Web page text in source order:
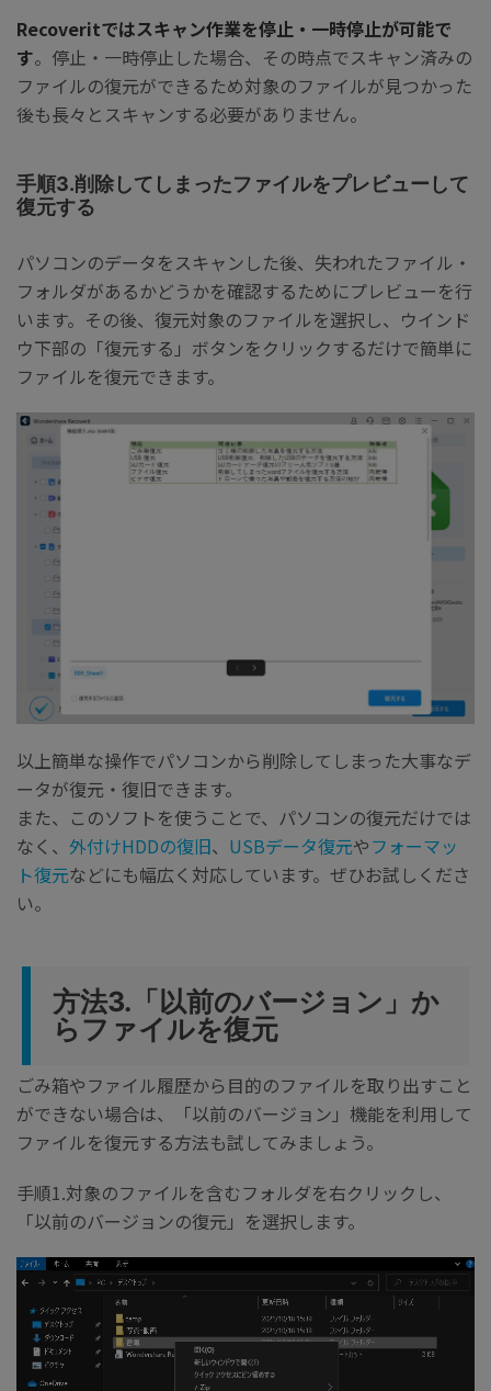
Recoveritではスキャン作業を停止・一時停止が可能で
す。停止・一時停止した場合、その時点でスキャン済みの
ファイルの復元ができるため対象のファイルが見つかった
後も長々とスキャンする必要がありません。
手順3.削除してしまったファイルをプレビューして
復元する
パソコンのデータをスキャンした後、失われたファイル・
フォルダがあるかどうかを確認するためにプレビューを行
います。その後、復元対象のファイルを選択し、ウインド
ウ下部の「復元する」ボタンをクリックするだけで簡単に
ファイルを復元できます。
以上簡単な操作でパソコンから削除してしまった大事なデ
ータが復元・復旧できます。
また、このソフトを使うことで、パソコンの復元だけでは
なく、 外付けHDDの復旧、 USBデータ復元やフォーマッ
ト復元などにも幅広く対応しています。ぜひお試しくださ
い。
方法3.「以前のバージョン」か
らファイルを復元
ごみ箱やファイル履歴から目的のファイルを取り出すこと
ができない場合は、「以前のバージョン」機能を利用して
ファイルを復元する方法も試してみましょう。
手順1.対象のファイルを含むフォルダを右クリックし、
「以前のバージョンの復元」を選択します。